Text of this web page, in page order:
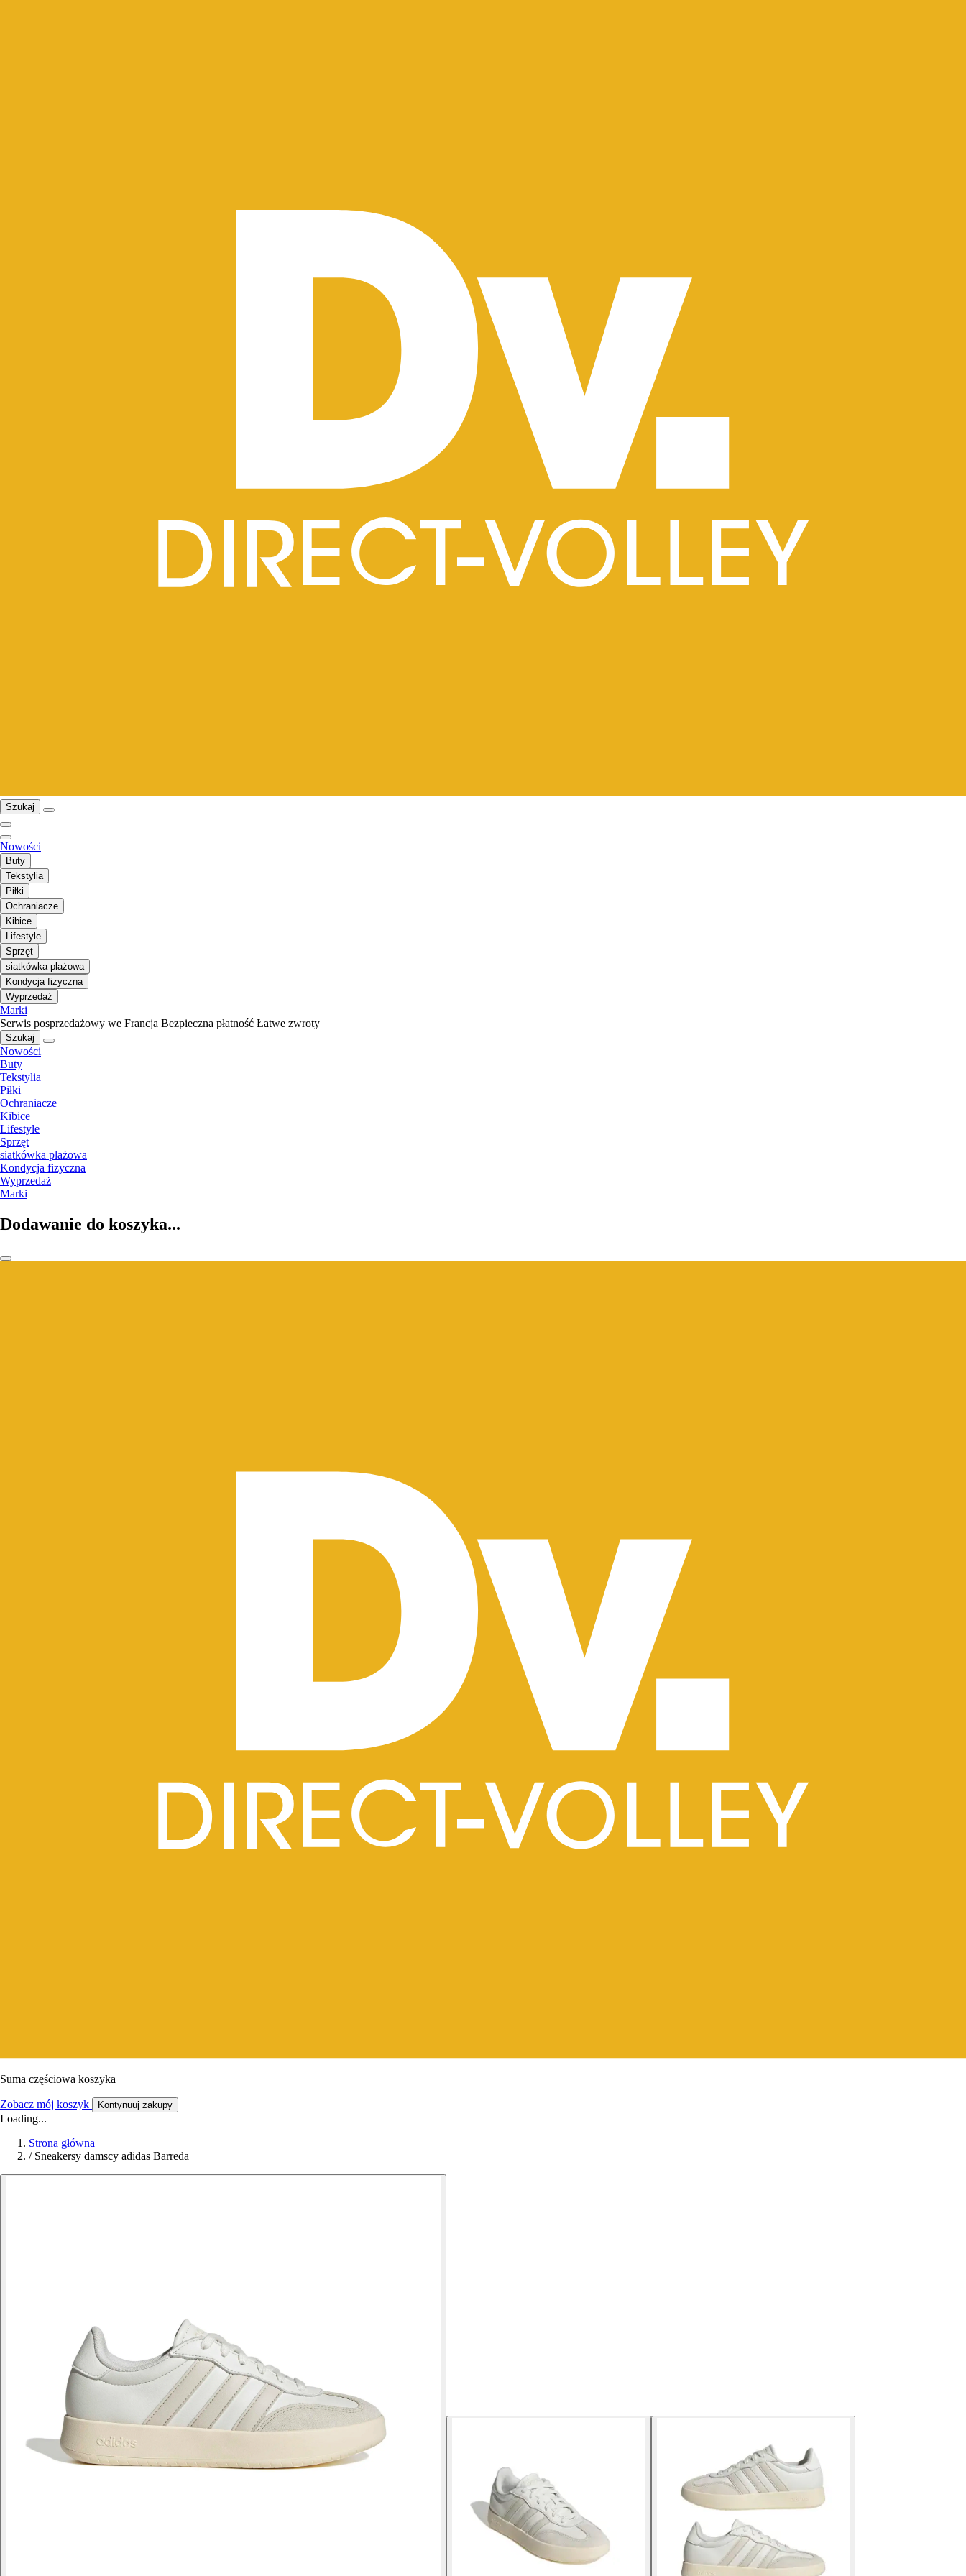
Szukaj
Nowości
Buty
Tekstylia
Piłki
Ochraniacze
Kibice
Lifestyle
Sprzęt
siatkówka plażowa
Kondycja fizyczna
Wyprzedaż
Marki
Serwis posprzedażowy we Francja Bezpieczna płatność Łatwe zwroty
Szukaj
Nowości
Buty
Tekstylia
Piłki
Ochraniacze
Kibice
Lifestyle
Sprzęt
siatkówka plażowa
Kondycja fizyczna
Wyprzedaż
Marki
Dodawanie do koszyka...
Suma częściowa koszyka
Zobacz mój koszyk Kontynuuj zakupy
Loading...
Strona główna
/ Sneakersy damscy adidas Barreda